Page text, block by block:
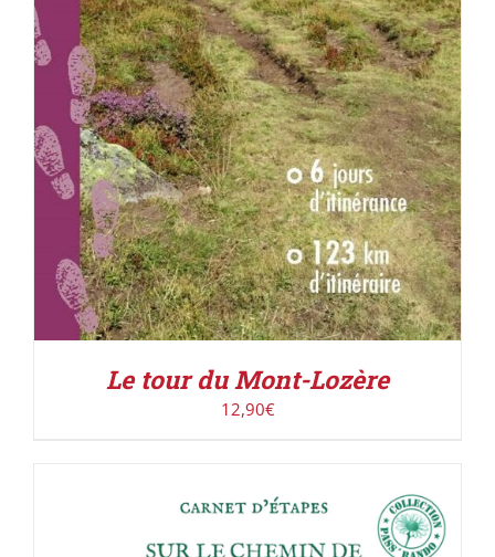
Le tour du Mont-Lozère
12,90€